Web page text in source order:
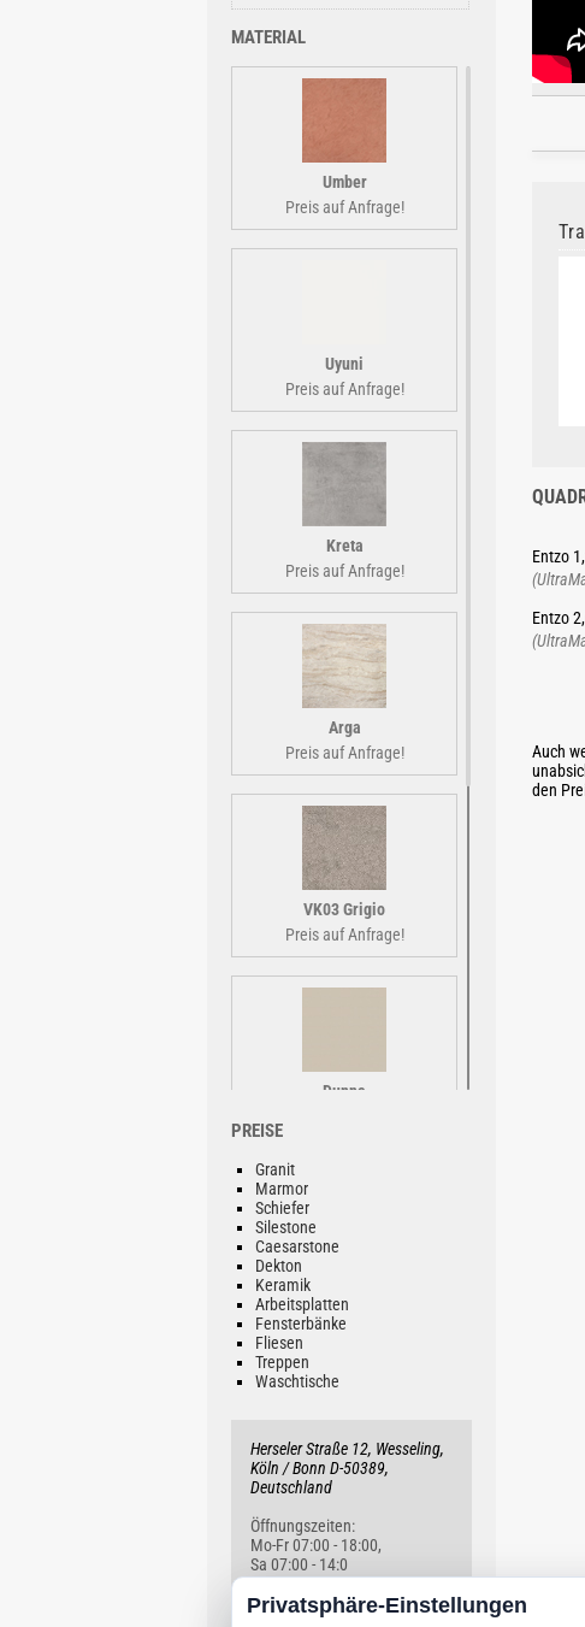
MATERIAL
Umber
Preis auf Anfrage!
Uyuni
Preis auf Anfrage!
Kreta
Preis auf Anfrage!
Arga
Preis auf Anfrage!
VK03 Grigio
Preis auf Anfrage!
Dunna
GK07 Ceppo
Preis auf Anfrage!
TK05 Sabbia
Preis auf Anfrage!
PREISE
Granit
Marmor
Schiefer
Silestone
Caesarstone
Dekton
Keramik
Arbeitsplatten
Fensterbänke
Fliesen
Treppen
Waschtische
Herseler Straße 12, Wesseling,
Köln / Bonn D-50389,
Deutschland
Öffnungszeiten:
Mo-Fr 07:00 - 18:00,
Sa 07:00 - 14:0
Entzo
Entzo
Auch
den
Privatsphäre-Einstellungen